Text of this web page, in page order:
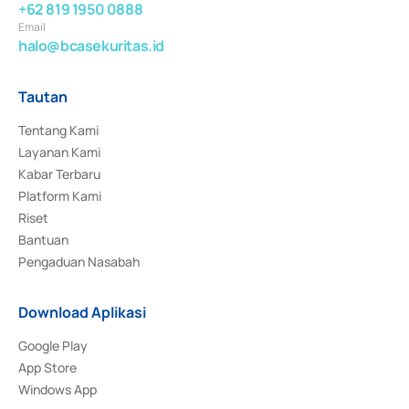
+62 819 1950 0888
Email
halo@bcasekuritas.id
Tautan
Tentang Kami
Layanan Kami
Kabar Terbaru
Platform Kami
Riset
Bantuan
Pengaduan Nasabah
Download Aplikasi
Google Play
App Store
Windows App